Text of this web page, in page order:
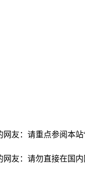
网友：请重点参阅本站
网友：请勿直接在国